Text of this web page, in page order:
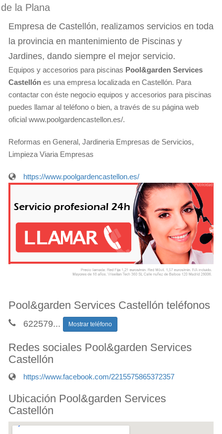
de la Plana
Empresa de Castellón, realizamos servicios en toda
la provincia en mantenimiento de Piscinas y
Jardines, dando siempre el mejor servicio.
Equipos y accesorios para piscinas Pool&garden Services
Castellón es una empresa localizada en Castellón. Para
contactar con éste negocio equipos y accesorios para piscinas
puedes llamar al teléfono o bien, a través de su página web
oficial www.poolgardencastellon.es/.
Reformas en General, Jardineria Empresas de Servicios,
Limpieza Viaria Empresas
https://www.poolgardencastellon.es/
Pool&garden Services Castellón teléfonos
622579... Mostrar teléfono
Redes sociales Pool&garden Services
Castellón
https://www.facebook.com/2215575865372357
Ubicación Pool&garden Services
Castellón